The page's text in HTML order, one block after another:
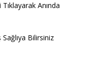
Anında
Bilirsiniz